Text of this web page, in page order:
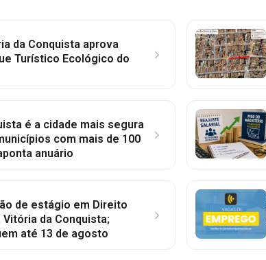
da Conquista aprova
Turístico Ecológico do
é a cidade mais segura
com mais de 100
anuário
de estágio em Direito
da Conquista;
até 13 de agosto